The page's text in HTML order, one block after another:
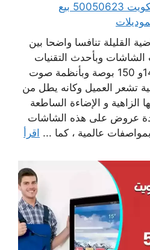
بيع تلفزيونات شاشات الكويت 50050623 بيع
القليلة تنافسا واضحا بين
وبأحدث التقنيات
وبأحجام متنوعة تصل 140و 150 بوصة وبأنظمة صوت
تشعر العميل وكانه يطل من
الزاهية و الإضاءة الساطعة
عروض على هذه الشاشات
عالمية ، كما ... اقرأ